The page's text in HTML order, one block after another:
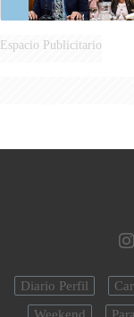
Espacio Publicitario
Diario Perfil
Weekend